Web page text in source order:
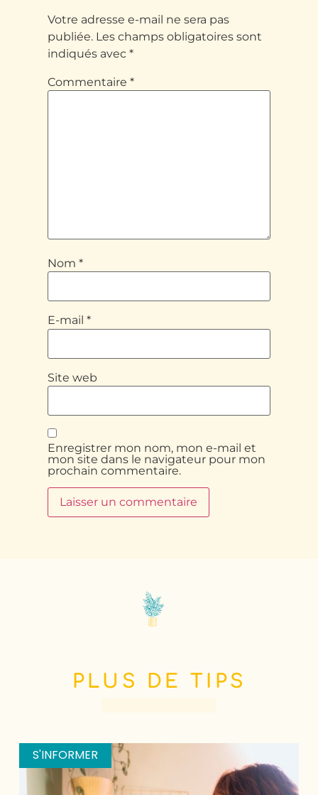
Votre adresse e-mail ne sera pas
publiée. Les champs obligatoires sont
indiqués avec*
Commentaire*
Nom*
E-mail*
Site web
Enregistrer mon nom, mon e-mail et
mon site dans le navigateur pour mon
prochain commentaire.
PLUS DE TIPS
S'INFORMER